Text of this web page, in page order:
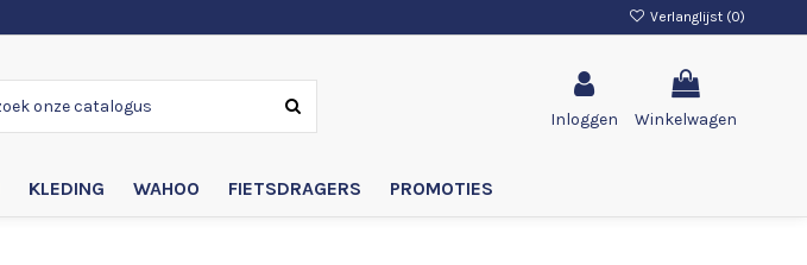
Verlanglijst (0)
Inloggen Winkelwagen
KLEDING WAHOO FIETSDRAGERS PROMOTIES